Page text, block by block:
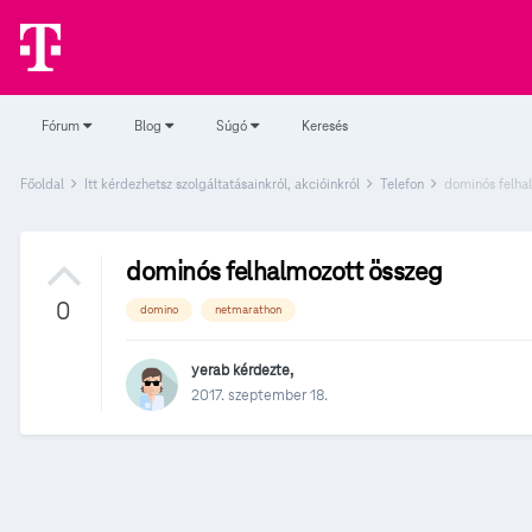
Fórum Blog Súgó Keresés
Főoldal Itt kérdezhetsz szolgáltatásainkról, akcióinkról Telefon dominós
0
dominós felhalmozott összeg
domino netmarathon
yerabkérdezte,
2017. szeptember 18.